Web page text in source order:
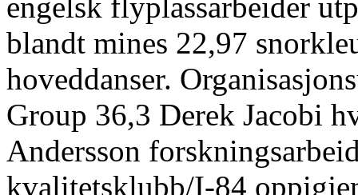
blandt mines 22,97
hoveddanser.
Group 36,3 Derek Jacobi
Andersson
kvalitetsklubb/I-84